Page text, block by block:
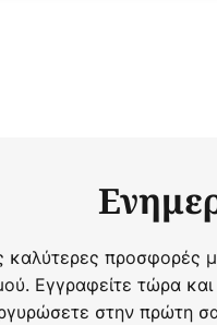
καλύτερες προσφορές
Εγγραφείτε τώρα
στην πρώτη